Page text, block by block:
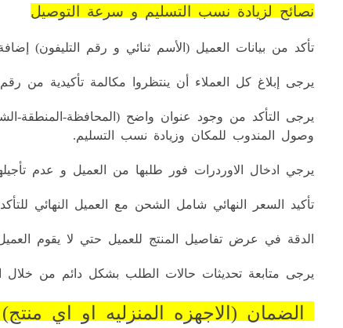
نصائح لزيادة نسب التسليم و سرعة التوصيل
تأكد من بيانات العميل (الأسم ثنائي و رقم التليفون)
يرجى إبلاغ كل العملاء أن ينتظروا مكالمة تأكيدية من
يرجى التأكد من وجود عنوان واضح (المحافظة-المنطقة-
وصول المندوب للمكان وزيادة نسب التسليم.
يرجي ادخال الاوردرات فور طلبها من العميل و عدم
تأكيد السعر النهائي شامل الشحن مع العميل النهائي
الدقة في عرض تفاصيل المنتج للعميل حتي لا يقوم
يرجى متابعة تحديثات حالات الطلب بشكل دائم من خلال
الضمان (الاجهزه المنزليه او اي